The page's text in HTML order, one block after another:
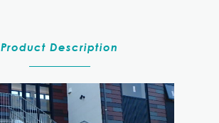
Product Description